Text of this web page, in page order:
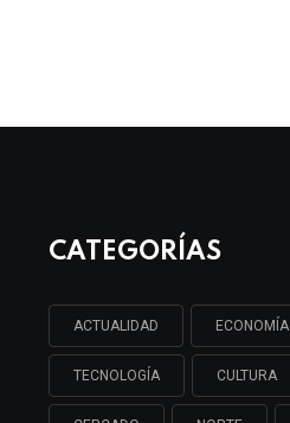
CATEGORÍAS
ACTUALIDAD ECONOMÍA
TECNOLOGÍA CULTURA